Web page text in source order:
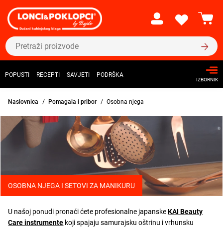
POPUSTI RECEPTI SAVJETI PODRŠKA
IZBORNIK
Naslovnica Pomagala i pribor Osobna njega
OSOBNA NJEGA I SETOVI ZA MANIKURU
U našoj ponudi pronaći ćete profesionalne japanskeKAI Beauty
Care instrumente koji spajaju samurajsku oštrinu i vrhunsku